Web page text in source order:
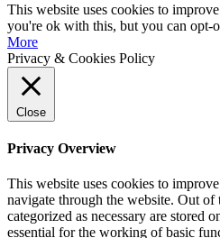
This website uses cookies to
you're ok with this, but you can opt-
More
Privacy & Cookies Policy
Close
Privacy Overview
This website uses cookies to
navigate through the website. Out of
categorized as necessary are stored
essential for the working of basic